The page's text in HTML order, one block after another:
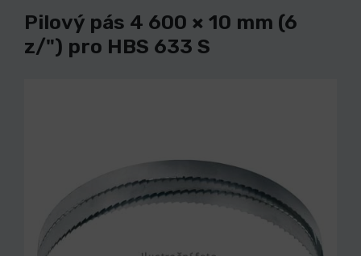
Pilový pás 4 600 × 10 mm (6
z/") pro HBS 633 S